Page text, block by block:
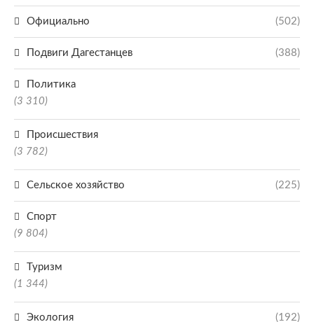
Официально (502)
Подвиги Дагестанцев (388)
Политика
(3 310)
Происшествия
(3 782)
Сельское хозяйство (225)
Спорт
(9 804)
Туризм
(1 344)
Экология (192)